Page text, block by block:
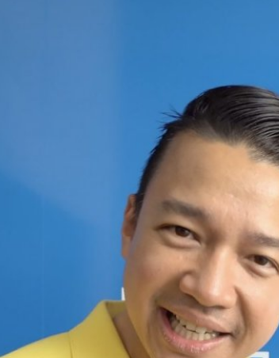
ด 1 ใน 3 Final List สื่อไอทีที่มีอิทธิพลมากที่สุดของไทยร่วม
กการคัดเลือก 11 Best Social Media Influencer ที่ประกาศ
นที่ 28 กุมภาพันธ์ที่ผ่านมาครับ ในโอกาสนี้เราจึงได้คุยกับคุณ
(WISESIGHT) ผู้จัดงาน Thailand Zocial Awards 2019
ต่างๆ ที่ประกาศในงานนี้ มีที่มาและการคัดเลือกผู้ชนะกัน
าศรางวัลเพื่อแบรนด์และสื่อออนไลน์อย่าง Thailand Zocial
Zocial Awards https://youtu.be/lkD438IzgEQ คุณ
ว่า Thailand Zocial Awards นั้นมีจุดมุ่งหมาย